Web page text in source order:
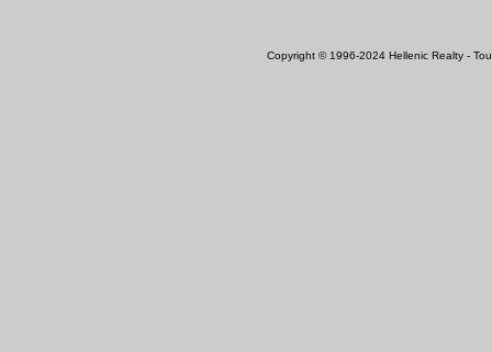
Copyright © 1996-2024 Hellenic Realty -